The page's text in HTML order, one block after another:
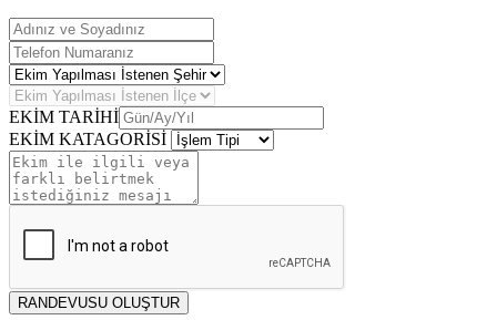
EKİM TARİHİ
EKİM KATAGORİSİ
RANDEVUSU OLUŞTUR